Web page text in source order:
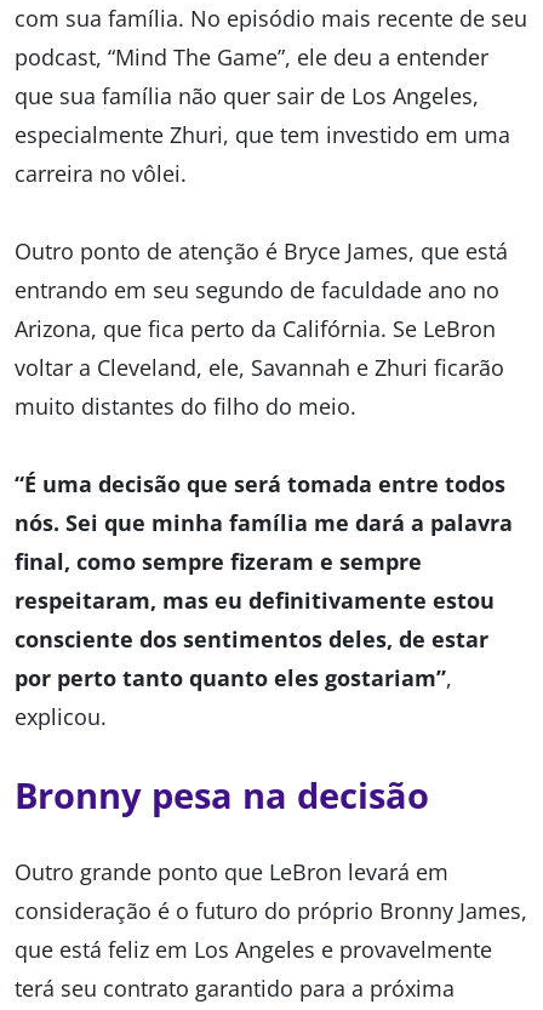
com sua família. No episódio mais recente de seu
podcast, “Mind The Game”, ele deu a entender
que sua família não quer sair de Los Angeles,
especialmente Zhuri, que tem investido em uma
carreira no vôlei.
Outro ponto de atenção é Bryce James, que está
entrando em seu segundo de faculdade ano no
Arizona, que fica perto da Califórnia. Se LeBron
voltar a Cleveland, ele, Savannah e Zhuri ficarão
muito distantes do filho do meio.
“É uma decisão que será tomada entre todos
nós. Sei que minha família me dará a palavra
final, como sempre fizeram e sempre
respeitaram, mas eu definitivamente estou
consciente dos sentimentos deles, de estar
por perto tanto quanto eles gostariam”,
explicou.
Bronny pesa na decisão
Outro grande ponto que LeBron levará em
consideração é o futuro do próprio Bronny James,
que está feliz em Los Angeles e provavelmente
terá seu contrato garantido para a próxima